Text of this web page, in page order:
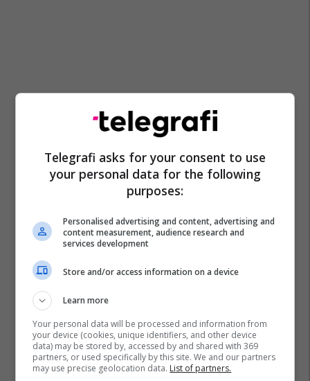
Telegrafi asks for your consent to use
your personal data for the following
purposes:
Personalised advertising and content, advertising and
content measurement, audience research and
services development
Store and/or access information on a device
Learn more
Your personal data will be processed and information from
your device (cookies, unique identifiers, and other device
data) may be stored by, accessed by and shared with 369
partners, or used specifically by this site. We and our partners
may use precise geolocation data. List of partners.